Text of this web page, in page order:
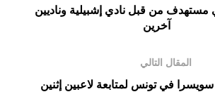
مستهدف من قبل نادي إشبيلية وناديين
آخرين
المقال التالي
في تونس لمتابعة لاعبين إثنين